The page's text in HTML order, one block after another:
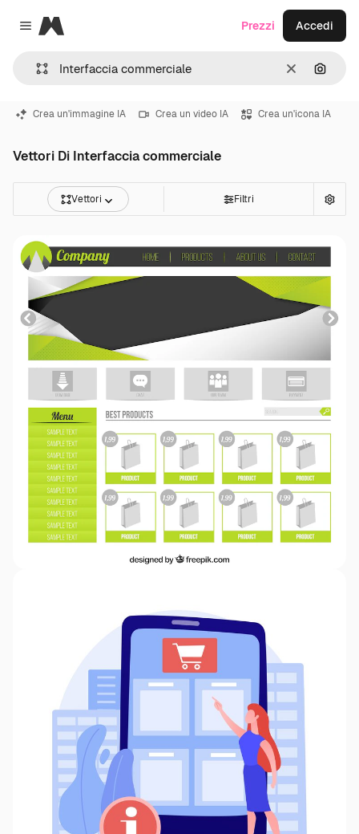
Close menu
Magnific
CancellaCerca
Prezzi Accedi
Crea un'immagine IA Crea un video IA Crea un'icona IA
Vettori Di Interfaccia commerciale
Vettori Filtri